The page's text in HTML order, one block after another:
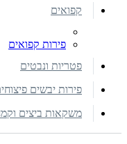
קפואים
פירות קפואים
פטריות ונבטים
פירות יבשים
משקאות ביצים